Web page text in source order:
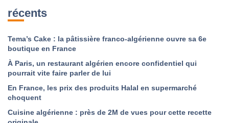
récents
Tema’s Cake : la pâtissière franco-algérienne ouvre sa 6e
boutique en France
À Paris, un restaurant algérien encore confidentiel qui
pourrait vite faire parler de lui
En France, les prix des produits Halal en supermarché
choquent
Cuisine algérienne : près de 2M de vues pour cette recette